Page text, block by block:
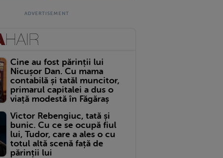
Cine au fost părinții lui
Nicușor Dan. Cu mama
contabilă și tatăl muncitor,
primarul capitalei a dus o
viață modestă în Făgăraș
Victor Rebengiuc, tată și
bunic. Cu ce se ocupă fiul
lui, Tudor, care a ales o cu
totul altă scenă față de
părinții lui